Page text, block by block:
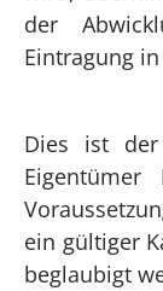
der
Eintragung
Dies ist
ein gültiger
beglaubigt